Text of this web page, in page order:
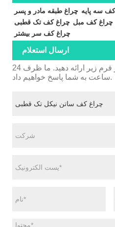
چراغ طبقه مادر و پسر سه پایه
چراغ کف تک قطبی چراغ کف مبل
چراغ کف سر بیشتر
ارسال استعلام
لطفاً درخواست خود را در فرم زیر ارائه دهید. ما ظرف 24
ساعت به شما پاسخ خواهیم داد.